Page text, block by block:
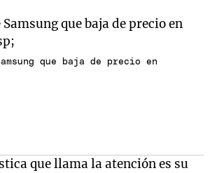
que baja de precio en
que llama la atención es su